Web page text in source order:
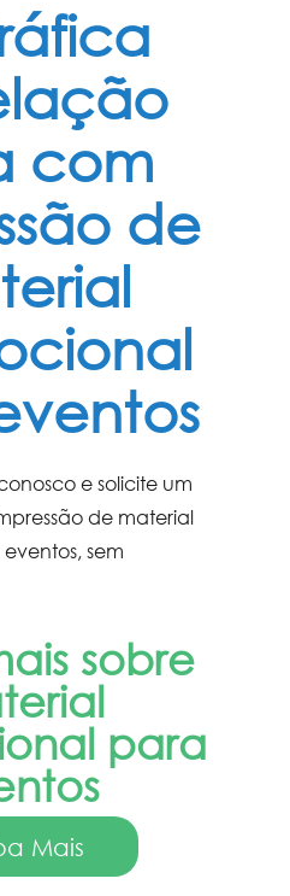
com
de
e solicite um
de material
, sem
sobre
para
Mais